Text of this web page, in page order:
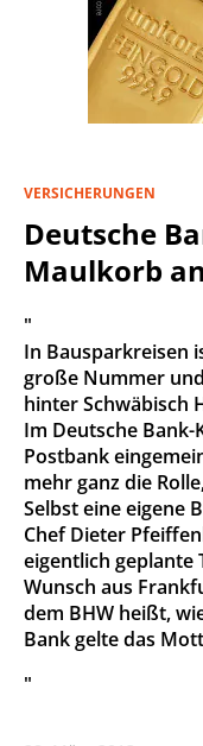
VERSICHERUNGEN
Deutsche
Maulkorb an
"
In Bausparkreisen
große Nummer
hinter Schwäbisch
Im Deutsche
Postbank
mehr ganz die
Selbst eine eigene
Chef Dieter
eigentlich geplante
Wunsch aus
dem BHW heißt,
Bank gelte das
"